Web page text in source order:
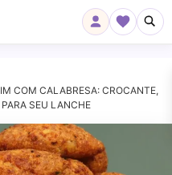
COM CALABRESA: CROCANTE,
SEU LANCHE